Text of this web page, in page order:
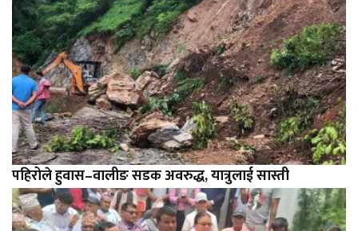
पहिरोले हुवास–वालीङ सडक अवरुद्ध, यात्रुलाई सास्ती